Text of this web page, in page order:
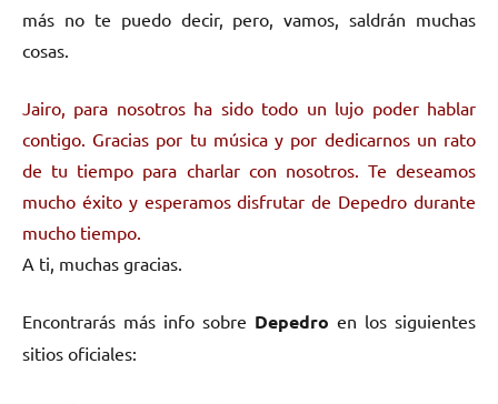
más no te puedo decir, pero, vamos, saldrán muchas
cosas.
Jairo, para nosotros ha sido todo un lujo poder hablar
contigo. Gracias por tu música y por dedicarnos un rato
de tu tiempo para charlar con nosotros. Te deseamos
mucho éxito y esperamos disfrutar de Depedro durante
mucho tiempo.
A ti, muchas gracias.
Encontrarás más info sobre Depedro en los siguientes
sitios oficiales: